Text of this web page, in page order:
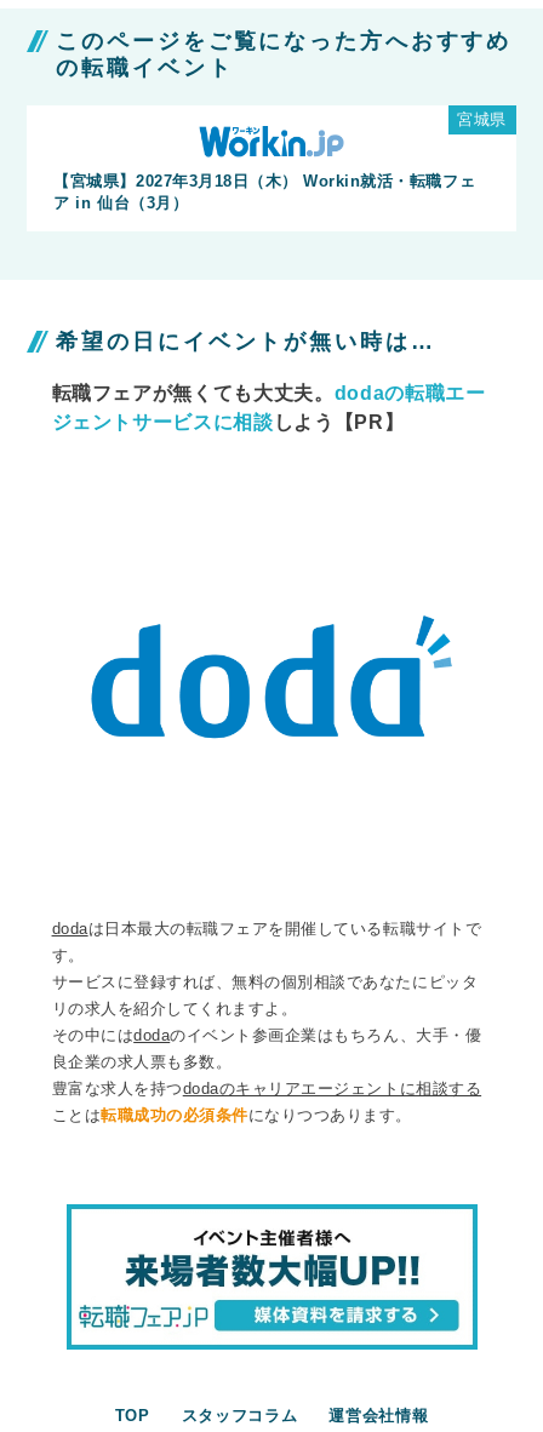
このページをご覧になった方へおすすめ
の転職イベント
【宮城県】2027年3月18日（木） Workin就活・転職フェ
ア in 仙台（3月）
宮城県
希望の日にイベントが無い時は…
転職フェアが無くても大丈夫。 dodaの転職エー
ジェントサービスに相談 しよう【PR】
dodaは日本最大の転職フェアを開催している転職サイトで
す。
サービスに登録すれば、無料の個別相談であなたにピッタ
リの求人を紹介してくれますよ。
その中にはdodaのイベント参画企業はもちろん、大手・優
良企業の求人票も多数。
豊富な求人を持つdodaのキャリアエージェントに相談する
ことは転職成功の必須条件になりつつあります。
TOP スタッフコラム 運営会社情報